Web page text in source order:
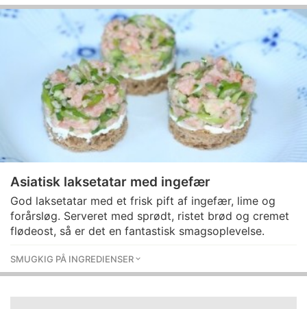
Asiatisk laksetatar med ingefær
God laksetatar med et frisk pift af ingefær, lime og
forårsløg. Serveret med sprødt, ristet brød og cremet
flødeost, så er det en fantastisk smagsoplevelse.
SMUGKIG PÅ INGREDIENSER